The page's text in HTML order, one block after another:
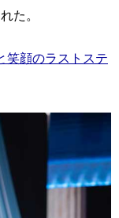
た。
笑顔のラストステ